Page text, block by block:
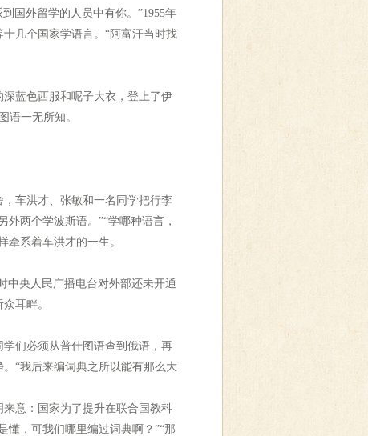
国外留学的人员中有你。”1955年
几个国家学语言。“阿富汗当时找
蓝色西服和呢子大衣，登上了伊
语一无所知。
车洪才、张敏和一名同学把行李
两个学波斯语。”“学哪种语言，
系着车洪才的一生。
央人民广播电台对外部还未开通
耳畔。
们必须从普什图语查到俄语，再
“我后来编词典之所以能有那么大
意：国家为了提升在联合国教科
懂，可我们哪里编过词典啊？”“那